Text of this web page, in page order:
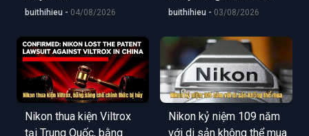
buithihieu - 04/08/2026 buithihieu - 03/08/2026
Nikon thua kiện Viltrox
tại Trung Quốc, bằng
Nikon kỷ niệm 109 năm
với di sản không thể mua